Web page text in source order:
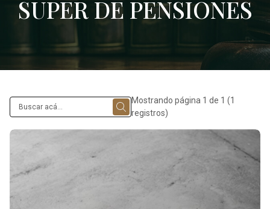
SUPER DE PENSIONES
Mostrando página 1 de 1 (1
registros)